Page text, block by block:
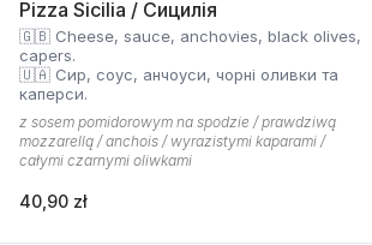
Pizza Sicilia / Сицилія
🇬🇧 Cheese, sauce, anchovies, black olives,
capers.
🇺🇦 Сир, соус, анчоуси, чорні оливки та
каперси.
z sosem pomidorowym na spodzie / prawdziwą
mozzarellą / anchois / wyrazistymi kaparami /
całymi czarnymi oliwkami
40,90 zł